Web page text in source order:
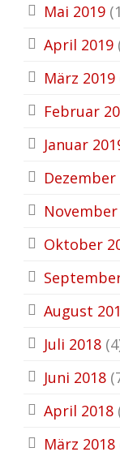
Mai 2019
April 2019
März 2019
Februar
Januar
Dezember
November
Oktober
August
Juli 2018
Juni 2018
April 2018
März 2018